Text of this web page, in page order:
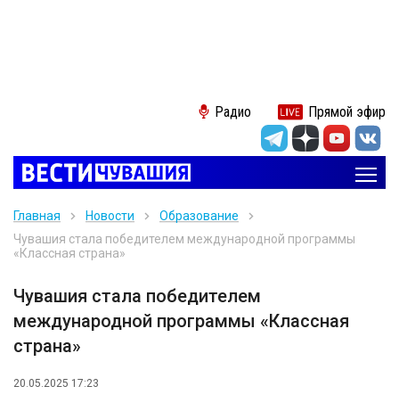
Радио Прямой эфир
Главная Новости
Образование
Чувашия стала победителем международной программы
«Классная страна»
Чувашия стала победителем
международной программы «Классная
страна»
20.05.2025 17:23